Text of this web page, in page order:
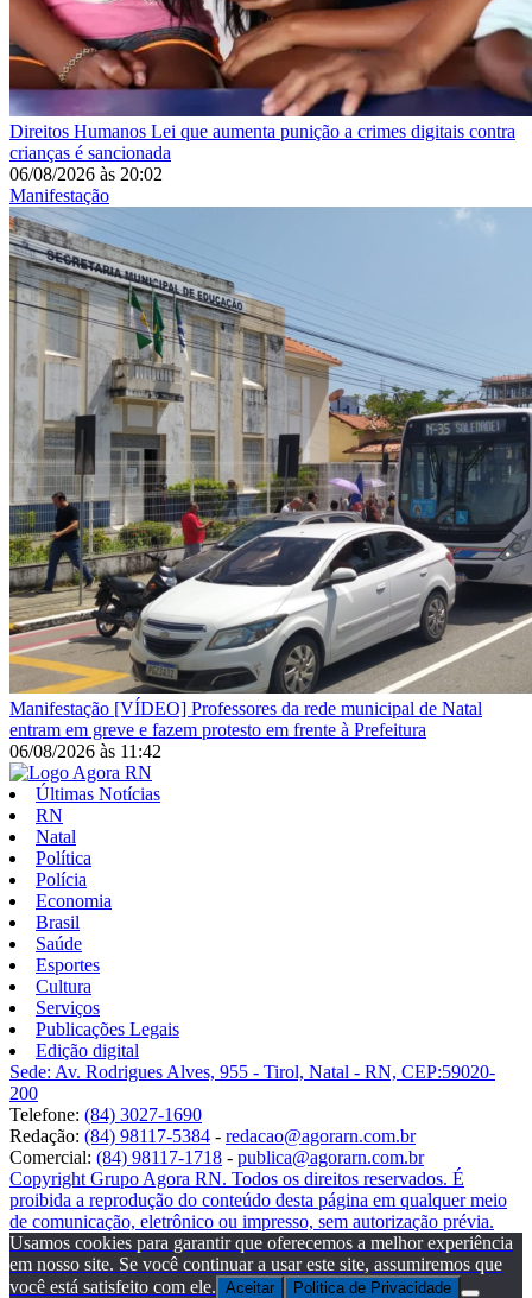
Direitos Humanos Lei que aumenta punição a crimes digitais contra
crianças é sancionada
06/08/2026 às 20:02
Manifestação
Manifestação [VÍDEO] Professores da rede municipal de Natal
entram em greve e fazem protesto em frente à Prefeitura
06/08/2026 às 11:42
Últimas Notícias
RN
Natal
Política
Polícia
Economia
Brasil
Saúde
Esportes
Cultura
Serviços
Publicações Legais
Edição digital
Sede: Av. Rodrigues Alves, 955 - Tirol, Natal - RN, CEP:59020-
200
Telefone: (84) 3027-1690
Redação: (84) 98117-5384 - redacao@agorarn.com.br
Comercial: (84) 98117-1718 - publica@agorarn.com.br
Copyright Grupo Agora RN. Todos os direitos reservados. É
proibida a reprodução do conteúdo desta página em qualquer meio
de comunicação, eletrônico ou impresso, sem autorização prévia.
Usamos cookies para garantir que oferecemos a melhor experiência
em nosso site. Se você continuar a usar este site, assumiremos que
você está satisfeito com ele. Aceitar Politica de Privacidade